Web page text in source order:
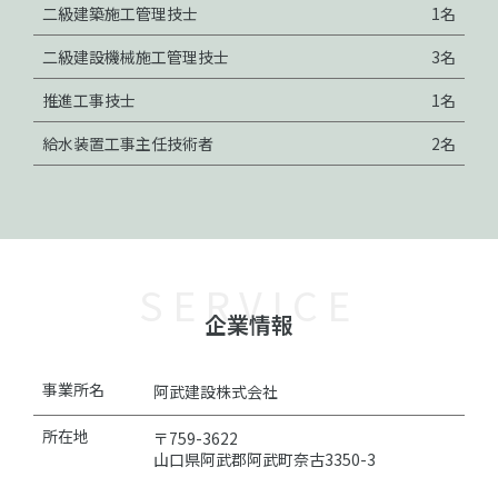
二級建築施工管理技士
1名
二級建設機械施工管理技士
3名
推進工事技士
1名
給水装置工事主任技術者
2名
SERVICE
企業情報
事業所名
阿武建設株式会社
所在地
〒759-3622
山口県阿武郡阿武町奈古3350-3